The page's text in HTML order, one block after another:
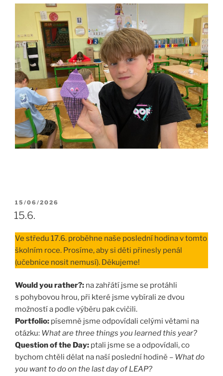
PUBLIKOVÁNO
15/06/2026
15.6.
Ve středu 17.6. proběhne naše poslední hodina v tomto
školním roce. Prosíme, aby si děti přinesly penál
(učebnice nosit nemusí). Děkujeme!
Would you rather?: na zahřátí jsme se protáhli
s pohybovou hrou, při které jsme vybírali ze dvou
možností a podle výběru pak cvičili.
Portfolio: písemně jsme odpovídali celými větami na
otázku: What are three things you learned this year?
Question of the Day: ptali jsme se a odpovídali, co
bychom chtěli dělat na naší poslední hodině – What do
you want to do on the last day of LEAP?